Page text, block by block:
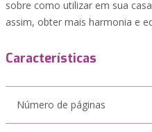
sobre como utilizar em sua
assim, obter mais harmonia e
Características
Número de páginas